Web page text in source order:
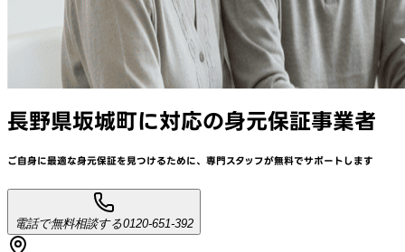
長野県坂城町に対応の身元保証事業者
ご自身に最適な身元保証を見つけるために、 専門スタッフが無料でサポートします
電話で無料相談する0120-651-392